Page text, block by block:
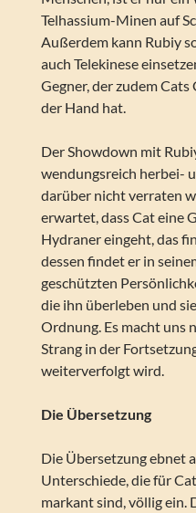
Telhassium-Minen auf
Außerdem kann Rubiy
auch Telekinese
Gegner, der zudem Cats
der Hand hat.
Der Showdown mit
wendungsreich herbei-
darüber nicht verraten
erwartet, dass Cat eine
Hydraner eingeht, das
dessen findet er in
geschützten
die ihn überleben und
Ordnung. Es macht uns
Strang in der
weiterverfolgt wird.
Die Übersetzung
Die Übersetzung ebnet
Unterschiede, die für
markant sind, völlig ein.